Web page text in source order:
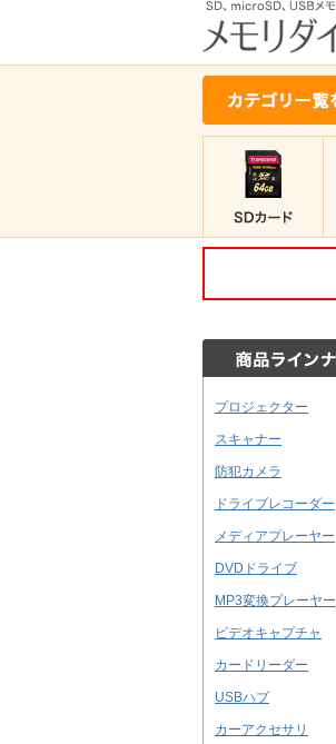
プロジェクター
スキャナー
防犯カメラ
ドライブレコーダー
メディアプレーヤー
DVDドライブ
MP3変換プレーヤー
ビデオキャプチャ
カードリーダー
USBハブ
カーアクセサリ